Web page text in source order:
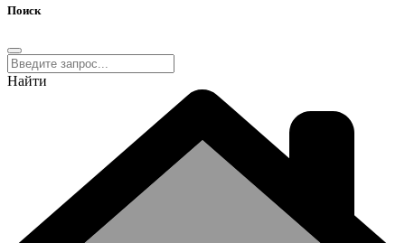
Поиск
Найти